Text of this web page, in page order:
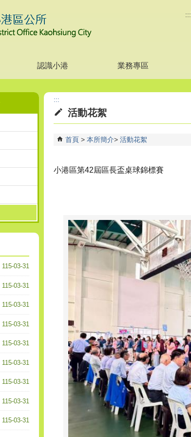
:::
認識小港 業務專區
115-03-31
115-03-31
115-03-31
115-03-31
115-03-31
115-03-31
115-03-31
115-03-31
115-03-31
:::
活動花絮
首頁 本所簡介 活動花絮
小港區第42屆區長盃桌球錦標賽